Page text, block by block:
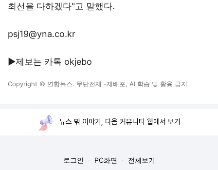
최선을 다하겠다"고 말했다.
psj19@yna.co.kr
▶제보는 카톡 okjebo
Copyright © 연합뉴스. 무단전재 -재배포, AI 학습 및 활용 금지
뉴스 밖 이야기, 다음 커뮤니티 웹에서 보기
로그인 PC화면 전체보기